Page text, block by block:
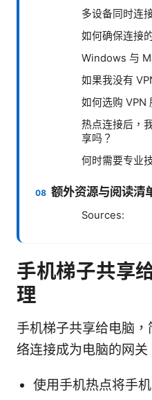
多设备同时连
如何确保连接
Windows 与
如果我没有
如何选购 VPN
热点连接后，
享吗？
何时需要专业
额外资源与阅读清
Sources:
手机梯子共享
理
手机梯子共享给电脑
络连接成为电脑的网关
使用手机热点将手